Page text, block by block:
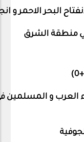
البحر الاحمر و
منطقة الشرق
العرب و المسلمين